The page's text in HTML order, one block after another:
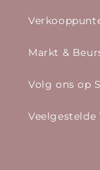
Markt &
Volg ons op
Veelgestelde